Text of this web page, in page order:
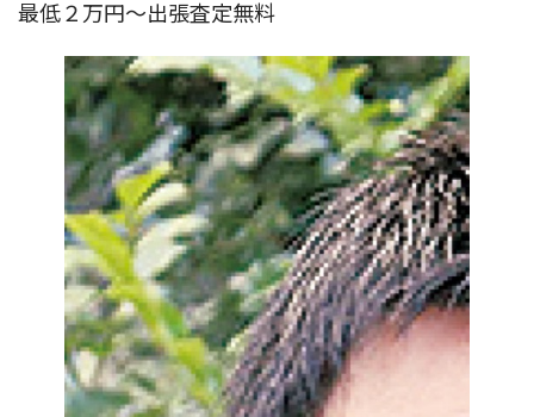
最低２万円〜出張査定無料